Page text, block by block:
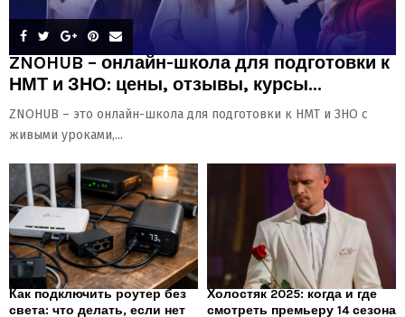
ZNOHUB – онлайн-школа для подготовки к
НМТ и ЗНО: цены, отзывы, курсы...
ZNOHUB – это онлайн-школа для подготовки к НМТ и ЗНО с
живыми уроками,...
Как подключить роутер без
света: что делать, если нет
Холостяк 2025: когда и где
смотреть премьеру 14 сезона